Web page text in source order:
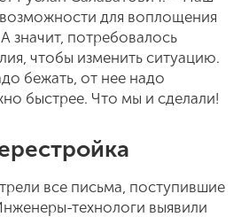
для воплощения
значит, потребовалось
чтобы изменить ситуацию.
бежать, от нее надо
быстрее. Что мы и сделали!
все письма, поступившие
технологи выявили